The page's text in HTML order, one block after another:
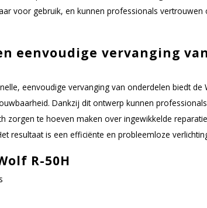
voor gebruik, en kunnen professionals vertrouwen
eenvoudige vervanging van
eenvoudige vervanging van onderdelen biedt de
Dankzij dit ontwerp kunnen
zorgen te hoeven maken over ingewikkelde
resultaat is een efficiënte en probleemloze
R-50H